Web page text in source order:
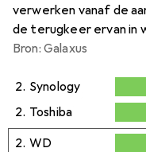
verwerken vanaf de
de terugkeer ervan in
Bron: Galaxus
2. Synology
2Dag
2. Toshiba
2Dag
2. WD